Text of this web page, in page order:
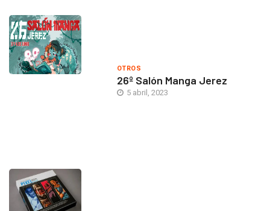
OTROS
26º Salón Manga Jerez
5 abril, 2023